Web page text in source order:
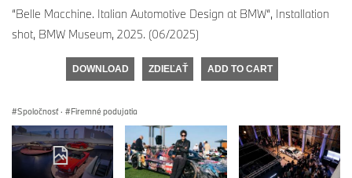
“Belle Macchine. Italian Automotive Design at BMW“, Installation
shot, BMW Museum, 2025. (06/2025)
DOWNLOAD ZDIEĽAŤ ADD TO CART
Spoločnosť · Firemné podujatia